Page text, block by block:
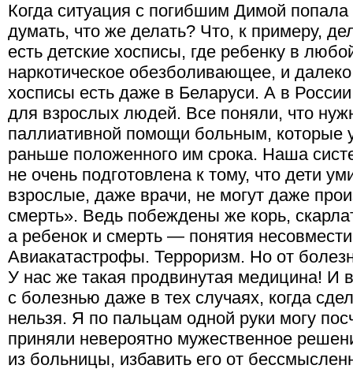
Когда ситуация с погибшим Димой
думать, что же делать? Что, к примеру,
есть детские хосписы, где ребенку в
наркотическое обезболивающее, и
хосписы есть даже в Беларуси. А в
для взрослых людей. Все поняли, что
паллиативной помощи больным, которые
раньше положенного им срока. Наша
не очень подготовлена к тому, что дети
взрослые, даже врачи, не могут даже
смерть». Ведь побеждены же корь,
а ребенок и смерть — понятия
Авиакатастрофы. Терроризм. Но от
У нас же такая продвинутая медицина! И
с болезнью даже в тех случаях, когда
нельзя. Я по пальцам одной руки могу
приняли невероятно мужественное
из больницы, избавить его от